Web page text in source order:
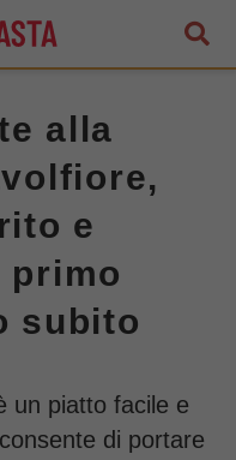
alla
e
primo
subito
un piatto facile e
di portare